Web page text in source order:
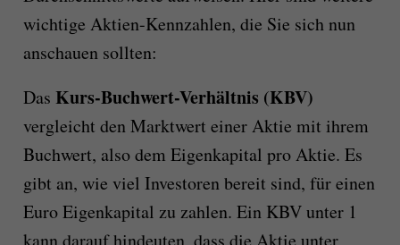
wichtige Aktien-Kennzahlen, die Sie sich nun
anschauen sollten:
Das Kurs-Buchwert-Verhältnis (KBV)
vergleicht den Marktwert einer Aktie mit ihrem
Buchwert, also dem Eigenkapital pro Aktie. Es
gibt an, wie viel Investoren bereit sind, für einen
Euro Eigenkapital zu zahlen. Ein KBV unter 1
kann darauf hindeuten, dass die Aktie unter